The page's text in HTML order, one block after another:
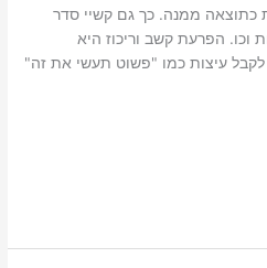
כתוצאה ממנה. כך גם קשיי סדר
וכו. הפרעת קשב וריכוז היא
לקבל עיצות כמו "פשוט תעשי את זה"